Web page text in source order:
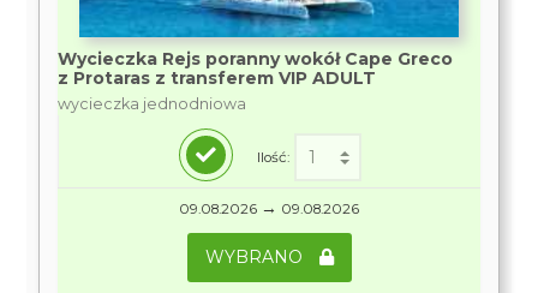
Wycieczka Rejs poranny wokół Cape Greco
z Protaras z transferem VIP ADULT
wycieczka jednodniowa
Ilość:
09.08.2026 → 09.08.2026
WYBRANO